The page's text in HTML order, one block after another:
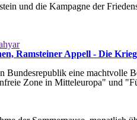
und die Kampagne der
Ramsteiner Appell - Die
Bundesrepublik eine machtvolle
Zone in Mitteleuropa" und